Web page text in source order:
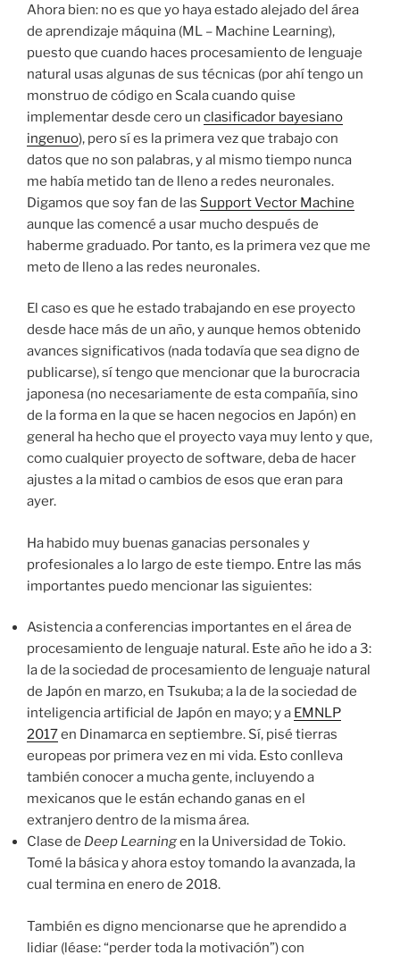
Ahora bien: no es que yo haya estado alejado del área
de aprendizaje máquina (ML – Machine Learning),
puesto que cuando haces procesamiento de lenguaje
natural usas algunas de sus técnicas (por ahí tengo un
monstruo de código en Scala cuando quise
implementar desde cero un clasificador bayesiano
ingenuo), pero sí es la primera vez que trabajo con
datos que no son palabras, y al mismo tiempo nunca
me había metido tan de lleno a redes neuronales.
Digamos que soy fan de las Support Vector Machine
aunque las comencé a usar mucho después de
haberme graduado. Por tanto, es la primera vez que me
meto de lleno a las redes neuronales.
El caso es que he estado trabajando en ese proyecto
desde hace más de un año, y aunque hemos obtenido
avances significativos (nada todavía que sea digno de
publicarse), sí tengo que mencionar que la burocracia
japonesa (no necesariamente de esta compañía, sino
de la forma en la que se hacen negocios en Japón) en
general ha hecho que el proyecto vaya muy lento y que,
como cualquier proyecto de software, deba de hacer
ajustes a la mitad o cambios de esos que eran para
ayer.
Ha habido muy buenas ganacias personales y
profesionales a lo largo de este tiempo. Entre las más
importantes puedo mencionar las siguientes:
Asistencia a conferencias importantes en el área de
procesamiento de lenguaje natural. Este año he ido a 3:
la de la sociedad de procesamiento de lenguaje natural
de Japón en marzo, en Tsukuba; a la de la sociedad de
inteligencia artificial de Japón en mayo; y a EMNLP
2017en Dinamarca en septiembre. Sí, pisé tierras
europeas por primera vez en mi vida. Esto conlleva
también conocer a mucha gente, incluyendo a
mexicanos que le están echando ganas en el
extranjero dentro de la misma área.
Clase de Deep Learningen la Universidad de Tokio.
Tomé la básica y ahora estoy tomando la avanzada, la
cual termina en enero de 2018.
También es digno mencionarse que he aprendido a
lidiar (léase: “perder toda la motivación”) con